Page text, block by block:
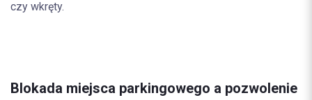
czy wkręty.
Blokada miejsca parkingowego a pozwolenie